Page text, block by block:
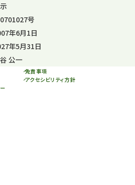
号
年6月1日
年5月31日
公一
免責事項
アクセシビリティ方針